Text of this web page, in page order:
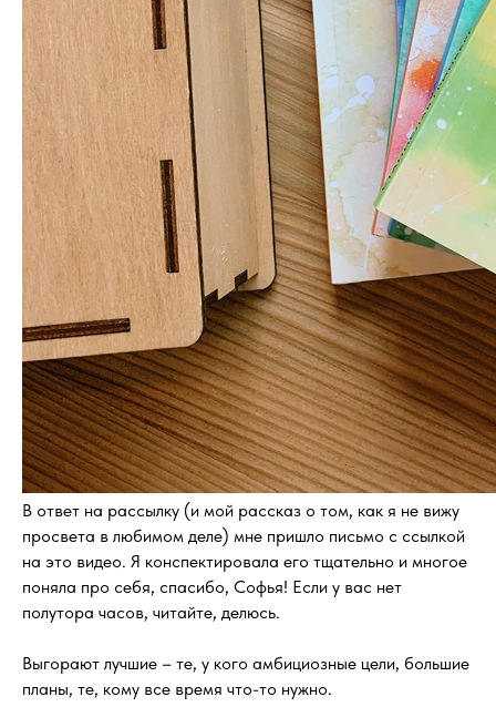
В ответ на рассылку (и мой рассказ о том, как я не вижу
просвета в любимом деле) мне пришло письмо с ссылкой
на это видео. Я конспектировала его тщательно и многое
поняла про себя, спасибо, Софья! Если у вас нет
полутора часов, читайте, делюсь.
Выгорают лучшие – те, у кого амбициозные цели, большие
планы, те, кому все время что-то нужно.